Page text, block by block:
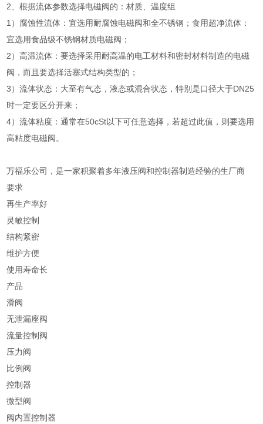
2、根据流体参数选择电磁阀的：材质、温度组
1）腐蚀性流体：宜选用耐腐蚀电磁阀和全不锈钢；食用超净流体：
宜选用食品级不锈钢材质电磁阀；
2）高温流体：要选择采用耐高温的电工材料和密封材料制造的电磁
阀，而且要选择活塞式结构类型的；
3）流体状态：大至有气态，液态或混合状态，特别是口径大于DN25
时一定要区分开来；
4）流体粘度：通常在50cSt以下可任意选择，若超过此值，则要选用
高粘度电磁阀。
万福乐公司，是一家积聚着多年液压阀和控制器制造经验的生厂商
要求
再生产率好
灵敏控制
结构紧密
维护方便
使用寿命长
产品
滑阀
无泄漏座阀
流量控制阀
压力阀
比例阀
控制器
微型阀
阀内置控制器